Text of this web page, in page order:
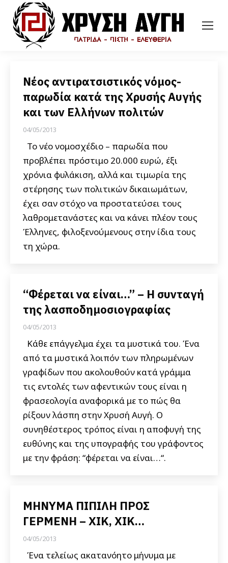
Νέος αντιρατσιστικός νόμος-
παρωδία κατά της Χρυσής Αυγής
και των Ελλήνων πολιτών
04/05/2013
Το νέο νομοσχέδιο – παρωδία που
προβλέπει πρόστιμο 20.000 ευρώ, έξι
χρόνια φυλάκιση, αλλά και τιμωρία της
στέρησης των πολιτικών δικαιωμάτων,
έχει σαν στόχο να προστατεύσει τους
λαθρομετανάστες και να κάνει πλέον τους
Έλληνες, φιλοξενούμενους στην ίδια τους
τη χώρα.
“Φέρεται να είναι…” – Η συνταγή
της λασποδημοσιογραφίας
04/05/2013
Κάθε επάγγελμα έχει τα μυστικά του. Ένα
από τα μυστικά λοιπόν των πληρωμένων
γραφίδων που ακολουθούν κατά γράμμα
τις εντολές των αφεντικών τους είναι η
φρασεολογία αναφορικά με το πώς θα
ρίξουν λάσπη στην Χρυσή Αυγή. Ο
συνηθέστερος τρόπος είναι η αποφυγή της
ευθύνης και της υπογραφής του γράφοντος
με την φράση: “φέρεται να είναι…“.
ΜΗΝΥΜΑ ΠΙΠΙΛΗ ΠΡΟΣ
ΓΕΡΜΕΝΗ – ΧΙΚ, ΧΙΚ…
04/05/2013
Ένα τελείως ακατανόητο μήνυμα με